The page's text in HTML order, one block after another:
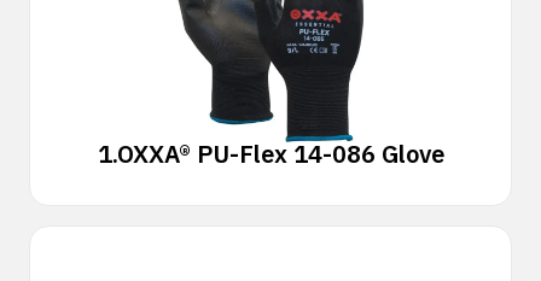
1.OXXA® PU-Flex 14-086 Glove